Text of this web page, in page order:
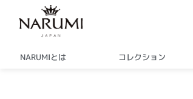
NARUMIとは コレクション